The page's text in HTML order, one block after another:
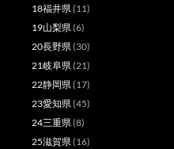
18福井県(11)
19山梨県(6)
20長野県(30)
21岐阜県(21)
22静岡県(17)
23愛知県(45)
24三重県(8)
25滋賀県(16)